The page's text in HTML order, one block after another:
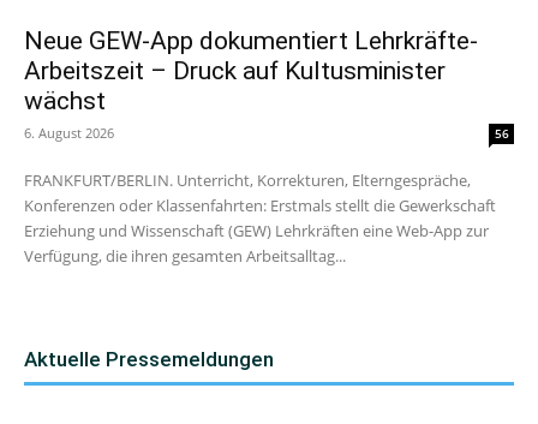
Neue GEW-App dokumentiert Lehrkräfte-
Arbeitszeit – Druck auf Kultusminister
wächst
6. August 2026 56
FRANKFURT/BERLIN. Unterricht, Korrekturen, Elterngespräche,
Konferenzen oder Klassenfahrten: Erstmals stellt die Gewerkschaft
Erziehung und Wissenschaft (GEW) Lehrkräften eine Web-App zur
Verfügung, die ihren gesamten Arbeitsalltag...
Aktuelle Pressemeldungen